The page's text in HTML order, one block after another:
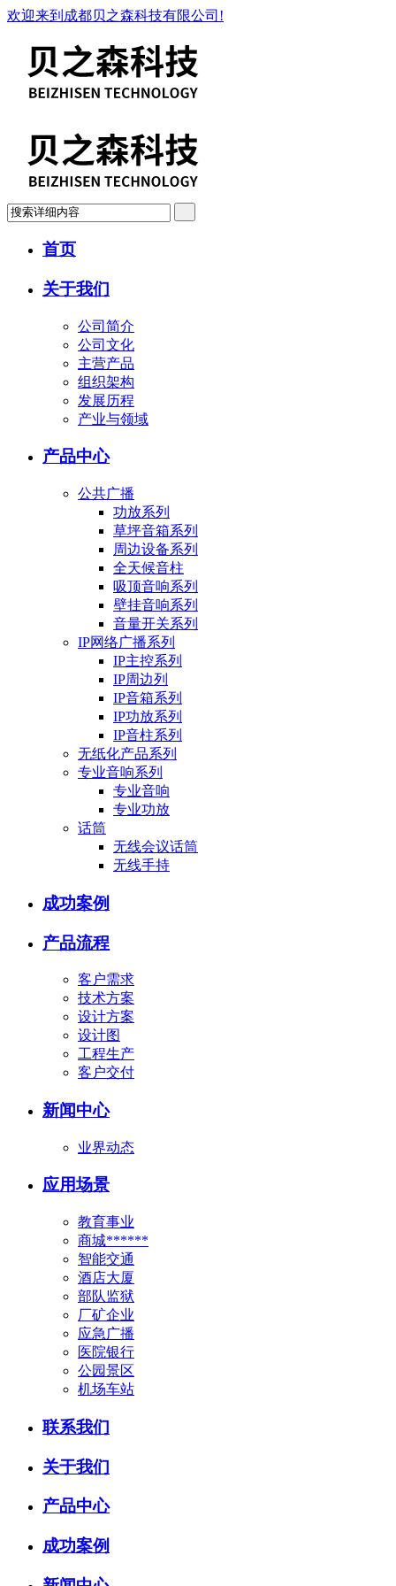
欢迎来到成都贝之森科技有限公司!
首页
关于我们
公司简介
公司文化
主营产品
组织架构
发展历程
产业与领域
产品中心
公共广播
功放系列
草坪音箱系列
周边设备系列
全天候音柱
吸顶音响系列
壁挂音响系列
音量开关系列
IP网络广播系列
IP主控系列
IP周边列
IP音箱系列
IP功放系列
IP音柱系列
无纸化产品系列
专业音响系列
专业音响
专业功放
话筒
无线会议话筒
无线手持
成功案例
产品流程
客户需求
技术方案
设计方案
设计图
工程生产
客户交付
新闻中心
业界动态
应用场景
教育事业
商城******
智能交通
酒店大厦
部队监狱
厂矿企业
应急广播
医院银行
公园景区
机场车站
联系我们
关于我们
产品中心
成功案例